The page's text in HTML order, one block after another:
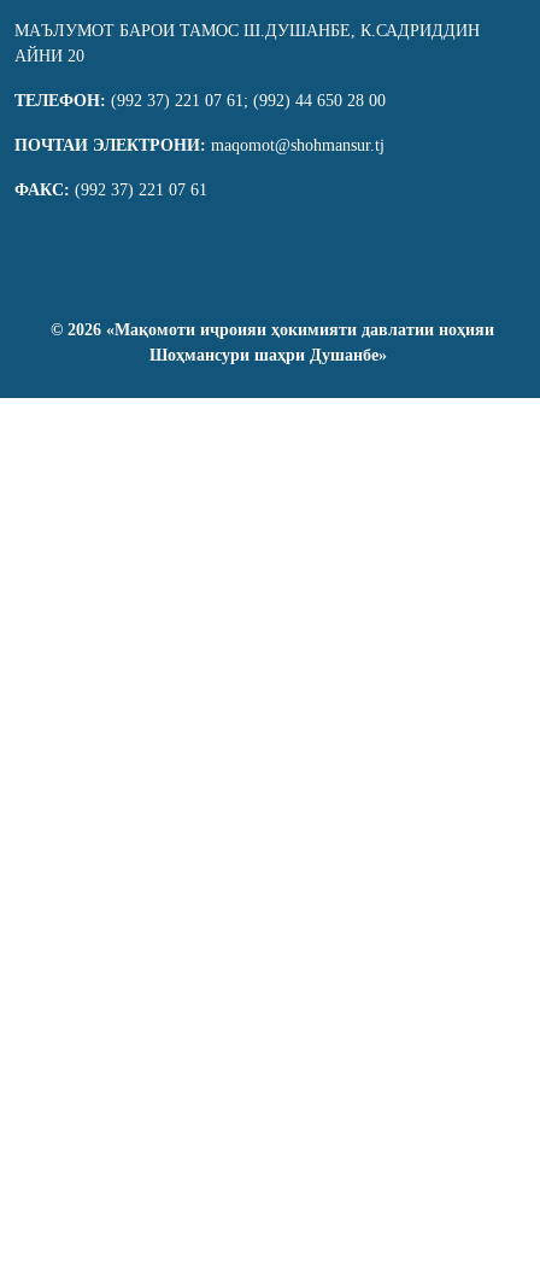
МАЪЛУМОТ БАРОИ ТАМОС Ш.ДУШАНБЕ, К.САДРИДДИН
АЙНИ 20
ТЕЛЕФОН: (992 37) 221 07 61; (992) 44 650 28 00
ПОЧТАИ ЭЛЕКТРОНИ: maqomot@shohmansur.tj
ФАКС: (992 37) 221 07 61
© 2026 «Мақомоти иҷроияи ҳокимияти давлатии ноҳияи
Шоҳмансури шаҳри Душанбе»